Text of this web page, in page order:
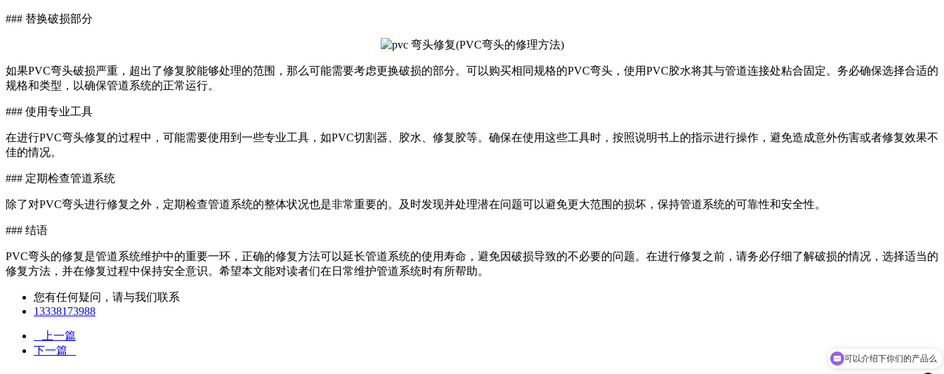
### 替换破损部分
如果PVC弯头破损严重，超出了修复胶能够处理的范围，那么可能需要考虑更换破损的部分。可以购买相同规格的PVC弯头，使用PVC胶水将其与管道连接处粘合固定。务必确保选择合适的
规格和类型，以确保管道系统的正常运行。
### 使用专业工具
在进行PVC弯头修复的过程中，可能需要使用到一些专业工具，如PVC切割器、胶水、修复胶等。确保在使用这些工具时，按照说明书上的指示进行操作，避免造成意外伤害或者修复效果不
佳的情况。
### 定期检查管道系统
除了对PVC弯头进行修复之外，定期检查管道系统的整体状况也是非常重要的。及时发现并处理潜在问题可以避免更大范围的损坏，保持管道系统的可靠性和安全性。
### 结语
PVC弯头的修复是管道系统维护中的重要一环，正确的修复方法可以延长管道系统的使用寿命，避免因破损导致的不必要的问题。在进行修复之前，请务必仔细了解破损的情况，选择适当的
修复方法，并在修复过程中保持安全意识。希望本文能对读者们在日常维护管道系统时有所帮助。
您有任何疑问，请与我们联系
13338173988
上一篇
下一篇
可以介绍下你们的产品么